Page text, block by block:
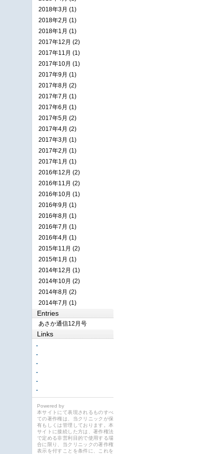
2018年3月 (1)
2018年2月 (1)
2018年1月 (1)
2017年12月 (2)
2017年11月 (1)
2017年10月 (1)
2017年9月 (1)
2017年8月 (2)
2017年7月 (1)
2017年6月 (1)
2017年5月 (2)
2017年4月 (2)
2017年3月 (1)
2017年2月 (1)
2017年1月 (1)
2016年12月 (2)
2016年11月 (2)
2016年10月 (1)
2016年9月 (1)
2016年8月 (1)
2016年7月 (1)
2016年4月 (1)
2015年11月 (2)
2015年1月 (1)
2014年12月 (1)
2014年10月 (2)
2014年8月 (2)
2014年7月 (1)
Entries
あさか通信12月号
Links
Powered by
本サイトにて表現されるものすべ
ての著作権は、当クリニックが保
有もしくは管理しております。本
サイトに接続した方は、著作権法
で定める非営利目的で使用する場
合に限り、当クリニックの著作権
表示を付すことを条件に、これを